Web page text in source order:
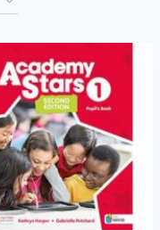
theo
mới
nhất